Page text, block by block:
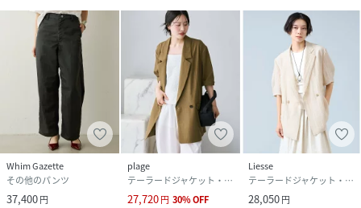
Whim Gazette
その他のパンツ
37,400円
plage
テーラードジャケット・ブレザー
27,720円 30%OFF
Liesse
テーラードジャケット・ブレザー
28,050円